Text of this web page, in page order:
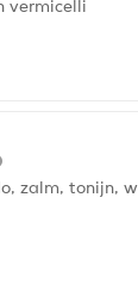
vermicelli
zalm, tonijn,